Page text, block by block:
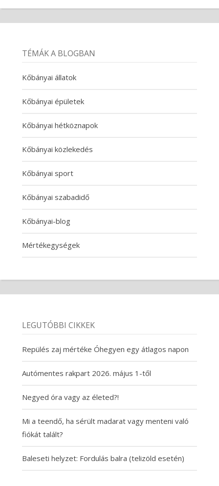
TÉMÁK A BLOGBAN
Kőbányai állatok
Kőbányai épületek
Kőbányai hétköznapok
Kőbányai közlekedés
Kőbányai sport
Kőbányai szabadidő
Kőbányai-blog
Mértékegységek
LEGUTÓBBI CIKKEK
Repülés zaj mértéke Óhegyen egy átlagos napon
Autómentes rakpart 2026. május 1-től
Negyed óra vagy az életed?!
Mi a teendő, ha sérült madarat vagy menteni való
fiókát talált?
Baleseti helyzet: Fordulás balra (telizöld esetén)